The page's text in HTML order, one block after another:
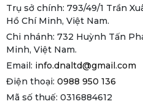
Trụ sở chính: 793/49/1 Trần
Hồ Chí Minh, Việt Nam.
Chi nhánh: 732 Huỳnh Tấn
Minh, Việt Nam.
Email: info.dnaltd@gmail.com
Điện thoại: 0988 950 136
Mã số thuế: 0316884612